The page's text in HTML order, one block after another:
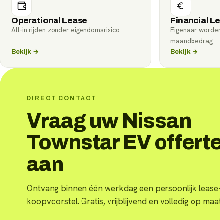
Operational Lease
All-in rijden zonder eigendomsrisico
Bekijk →
Financial
Eigenaar
maandbedrag
Bekijk →
DIRECT CONTACT
Vraag uw Nissan
Townstar EV
aan
Ontvang binnen één werkdag een persoonlijk
koopvoorstel. Gratis, vrijblijvend en volledig op